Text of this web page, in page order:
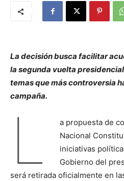
La decisión busca facilitar
la segunda vuelta
temas que más controversia
campaña.
L
a propuesta de
Nacional
iniciativas
Gobierno del
será retirada oficialmente en